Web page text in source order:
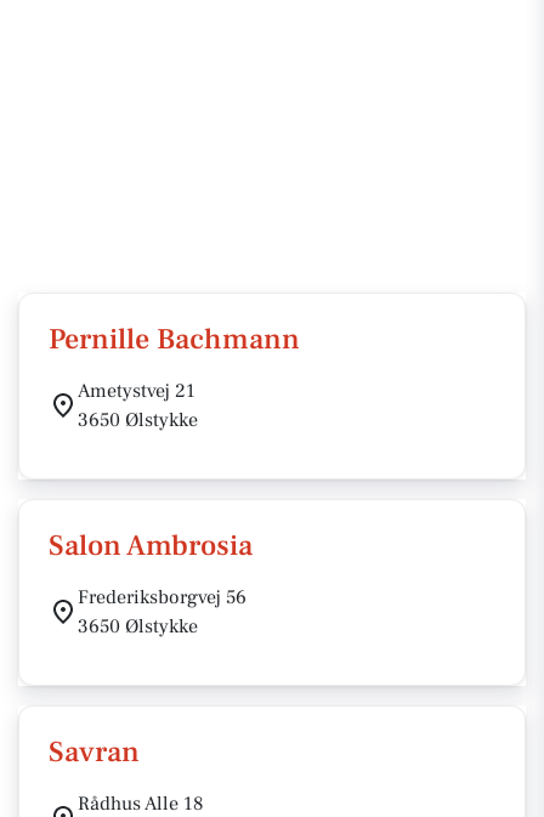
Pernille Bachmann
Ametystvej 21
3650 Ølstykke
Salon Ambrosia
Frederiksborgvej 56
3650 Ølstykke
Savran
Rådhus Alle 18